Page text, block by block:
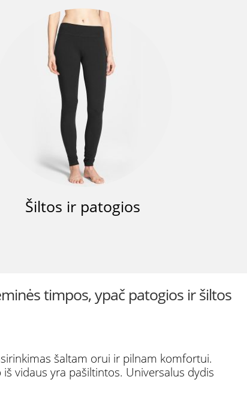
Šiltos ir patogios
timpos, ypač patogios ir šiltos
šaltam orui ir pilnam komfortui.
vidaus yra pašiltintos. Universalus dydis